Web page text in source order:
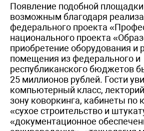
Появление подобной
возможным благодаря
федерального проекта
национального проекта
приобретение оборудования и
помещения из федерального и
республиканского бюджетов
25 миллионов рублей. Гости
компьютерный класс,
зону коворкинга, кабинеты по
«сухое строительство и
«документационное